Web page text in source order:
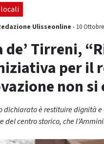
Ulisseonline - 10
de’ Tirreni,
per il
non si
dichiarato è restituire dignità
del centro storico, che